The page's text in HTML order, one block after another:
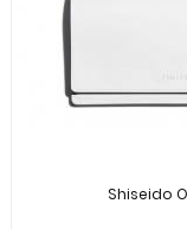
Shiseido